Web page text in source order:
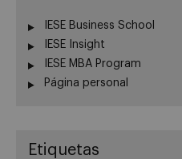
IESE Business School
IESE Insight
IESE MBA Program
Página personal
Etiquetas